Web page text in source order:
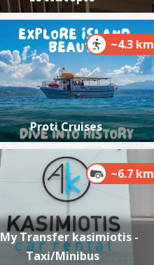
~4.3 km
Proti Cruises
~6.7 km
My Transfer kasimiotis -
Taxi/Minibus